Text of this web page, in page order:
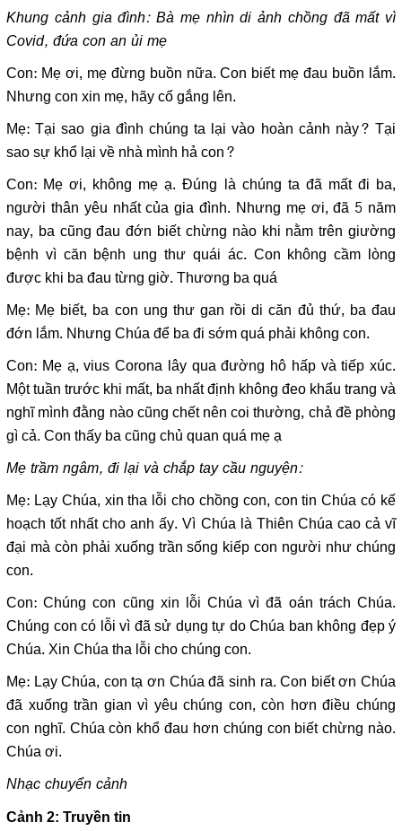
Khung cảnh gia đình: Bà mẹ nhìn di ảnh chồng đã mất vì
Covid, đứa con an ủi mẹ
Con: Mẹ ơi, mẹ đừng buồn nữa. Con biết mẹ đau buồn lắm.
Nhưng con xin mẹ, hãy cố gắng lên.
Mẹ: Tại sao gia đình chúng ta lại vào hoàn cảnh này? Tại
sao sự khổ lại về nhà mình hả con?
Con: Mẹ ơi, không mẹ ạ. Đúng là chúng ta đã mất đi ba,
người thân yêu nhất của gia đình. Nhưng mẹ ơi, đã 5 năm
nay, ba cũng đau đớn biết chừng nào khi nằm trên giường
bệnh vì căn bệnh ung thư quái ác. Con không cầm lòng
được khi ba đau từng giờ. Thương ba quá
Mẹ: Mẹ biết, ba con ung thư gan rồi di căn đủ thứ, ba đau
đớn lắm. Nhưng Chúa để ba đi sớm quá phải không con.
Con: Mẹ ạ, vius Corona lây qua đường hô hấp và tiếp xúc.
Một tuần trước khi mất, ba nhất định không đeo khẩu trang và
nghĩ mình đằng nào cũng chết nên coi thường, chả đề phòng
gì cả. Con thấy ba cũng chủ quan quá mẹ ạ
Mẹ trầm ngâm, đi lại và chắp tay cầu nguyện:
Mẹ: Lạy Chúa, xin tha lỗi cho chồng con, con tin Chúa có kế
hoạch tốt nhất cho anh ấy. Vì Chúa là Thiên Chúa cao cả vĩ
đại mà còn phải xuống trần sống kiếp con người như chúng
con.
Con: Chúng con cũng xin lỗi Chúa vì đã oán trách Chúa.
Chúng con có lỗi vì đã sử dụng tự do Chúa ban không đẹp ý
Chúa. Xin Chúa tha lỗi cho chúng con.
Mẹ: Lạy Chúa, con tạ ơn Chúa đã sinh ra. Con biết ơn Chúa
đã xuống trần gian vì yêu chúng con, còn hơn điều chúng
con nghĩ. Chúa còn khổ đau hơn chúng con biết chừng nào.
Chúa ơi.
Nhạc chuyển cảnh
Cảnh 2: Truyền tin